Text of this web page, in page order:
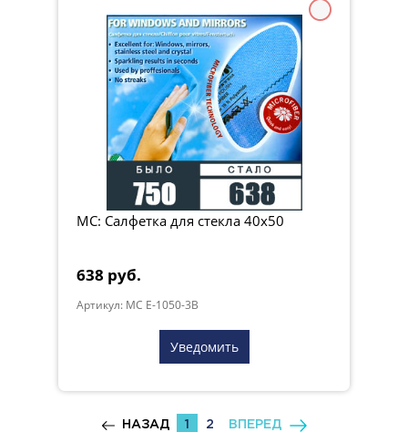
МС: Салфетка для стекла 40x50
638 руб.
Артикул: MC E-1050-3B
Уведомить
НАЗАД 2 ВПЕРЕД